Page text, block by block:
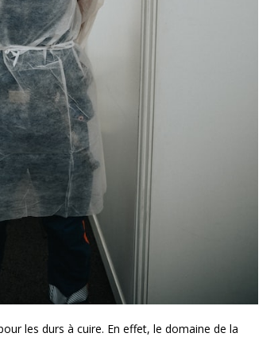
les durs à cuire. En effet, le domaine de la